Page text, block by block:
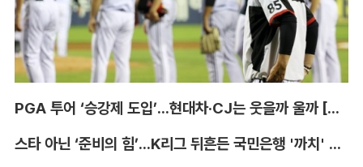
PGA 투어 ‘승강제 도입’...현대차·CJ는 웃을까 울까 [박호윤의 IN&OUT]
스타 아닌 ‘준비의 힘’...K리그 뒤흔든 국민은행 '까치' 사단 [이영규의 비욘더매치]